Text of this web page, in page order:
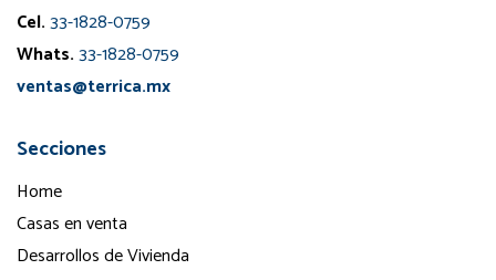
Cel.33-1828-0759
Whats.33-1828-0759
ventas@terrica.mx
Secciones
Home
Casas en venta
Desarrollos de Vivienda